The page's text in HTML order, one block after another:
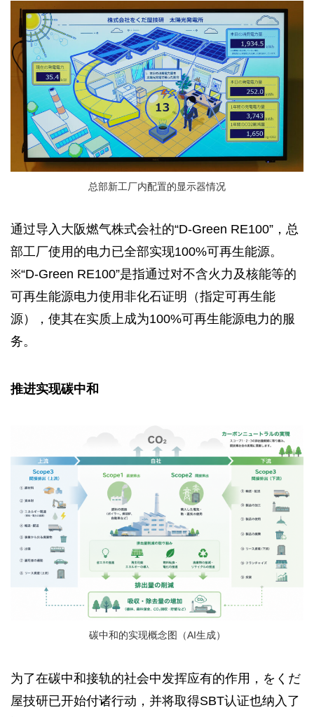
总部新工厂内配置的显示器情况
通过导入大阪燃气株式会社的“D-Green RE100”，总
部工厂使用的电力已全部实现100%可再生能源。
※“D-Green RE100”是指通过对不含火力及核能等的
可再生能源电力使用非化石证明（指定可再生能
源），使其在实质上成为100%可再生能源电力的服
务。
推进实现碳中和
碳中和的实现概念图（AI生成）
为了在碳中和接轨的社会中发挥应有的作用，をくだ
屋技研已开始付诸行动，并将取得SBT认证也纳入了